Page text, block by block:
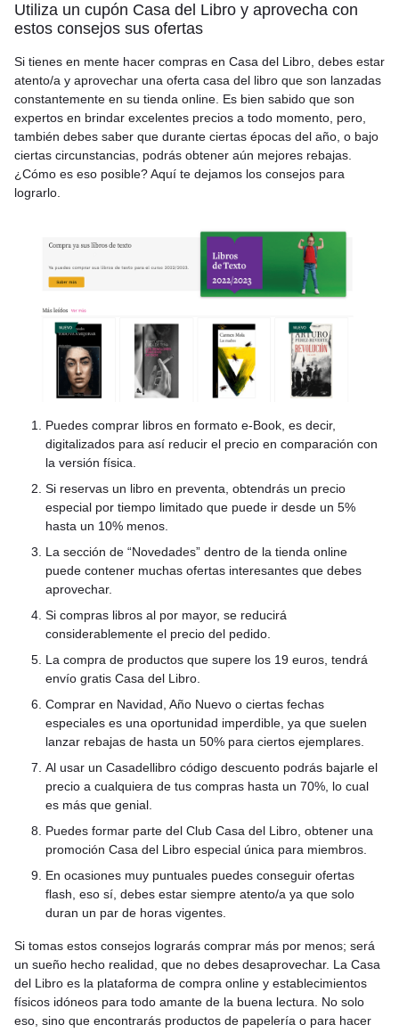
Utiliza un cupón Casa del Libro y aprovecha con
estos consejos sus ofertas
Si tienes en mente hacer compras en Casa del Libro, debes estar
atento/a y aprovechar una oferta casa del libro que son lanzadas
constantemente en su tienda online. Es bien sabido que son
expertos en brindar excelentes precios a todo momento, pero,
también debes saber que durante ciertas épocas del año, o bajo
ciertas circunstancias, podrás obtener aún mejores rebajas.
¿Cómo es eso posible? Aquí te dejamos los consejos para
lograrlo.
Puedes comprar libros en formato e-Book, es decir,
digitalizados para así reducir el precio en comparación con
la versión física.
Si reservas un libro en preventa, obtendrás un precio
especial por tiempo limitado que puede ir desde un 5%
hasta un 10% menos.
La sección de “Novedades” dentro de la tienda online
puede contener muchas ofertas interesantes que debes
aprovechar.
Si compras libros al por mayor, se reducirá
considerablemente el precio del pedido.
La compra de productos que supere los 19 euros, tendrá
envío gratis Casa del Libro.
Comprar en Navidad, Año Nuevo o ciertas fechas
especiales es una oportunidad imperdible, ya que suelen
lanzar rebajas de hasta un 50% para ciertos ejemplares.
Al usar un Casadellibro código descuento podrás bajarle el
precio a cualquiera de tus compras hasta un 70%, lo cual
es más que genial.
Puedes formar parte del Club Casa del Libro, obtener una
promoción Casa del Libro especial única para miembros.
En ocasiones muy puntuales puedes conseguir ofertas
flash, eso sí, debes estar siempre atento/a ya que solo
duran un par de horas vigentes.
Si tomas estos consejos lograrás comprar más por menos; será
un sueño hecho realidad, que no debes desaprovechar. La Casa
del Libro es la plataforma de compra online y establecimientos
físicos idóneos para todo amante de la buena lectura. No solo
eso, sino que encontrarás productos de papelería o para hacer